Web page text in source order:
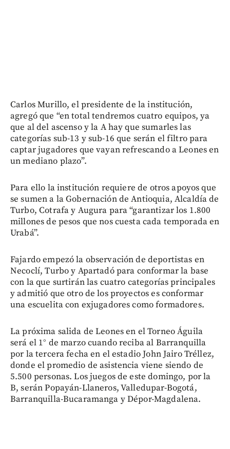
Carlos Murillo, el presidente de la institución,
agregó que “en total tendremos cuatro equipos, ya
que al del ascenso y la A hay que sumarles las
categorías sub-13 y sub-16 que serán el filtro para
captar jugadores que vayan refrescando a Leones en
un mediano plazo”.
Para ello la institución requiere de otros apoyos que
se sumen a la Gobernación de Antioquia, Alcaldía de
Turbo, Cotrafa y Augura para “garantizar los 1.800
millones de pesos que nos cuesta cada temporada en
Urabá”.
Fajardo empezó la observación de deportistas en
Necoclí, Turbo y Apartadó para conformar la base
con la que surtirán las cuatro categorías principales
y admitió que otro de los proyectos es conformar
una escuelita con exjugadores como formadores.
La próxima salida de Leones en el Torneo Águila
será el 1° de marzo cuando reciba al Barranquilla
por la tercera fecha en el estadio John Jairo Tréllez,
donde el promedio de asistencia viene siendo de
5.500 personas. Los juegos de este domingo, por la
B, serán Popayán-Llaneros, Valledupar-Bogotá,
Barranquilla-Bucaramanga y Dépor-Magdalena.